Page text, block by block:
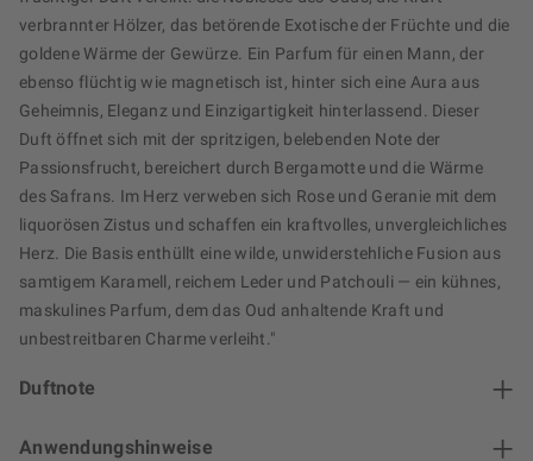
verbrannter Hölzer, das betörende Exotische der Früchte und die
goldene Wärme der Gewürze. Ein Parfum für einen Mann, der
ebenso flüchtig wie magnetisch ist, hinter sich eine Aura aus
Geheimnis, Eleganz und Einzigartigkeit hinterlassend. Dieser
Duft öffnet sich mit der spritzigen, belebenden Note der
Passionsfrucht, bereichert durch Bergamotte und die Wärme
des Safrans. Im Herz verweben sich Rose und Geranie mit dem
liquorösen Zistus und schaffen ein kraftvolles, unvergleichliches
Herz. Die Basis enthüllt eine wilde, unwiderstehliche Fusion aus
samtigem Karamell, reichem Leder und Patchouli — ein kühnes,
maskulines Parfum, dem das Oud anhaltende Kraft und
unbestreitbaren Charme verleiht."
Duftnote
Anwendungshinweise